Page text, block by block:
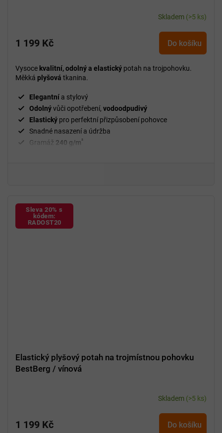
Skladem (>5 ks)
1 199 Kč Do košíku
Vysoce kvalitní, odolný a elastický potah na trojpohovku.
Měkká plyšová tkanina.
Elegantní a stylový
Odolnývůči opotřebení, vodoodpudivý
Elastický pro perfektní přizpůsobení pohovce
Snadné nasazení a údržba
Gramáž 240 g/m²
Sleva 20% s
kódem:
RADOST20
Elastický plyšový potah na trojmístnou pohovku
BestBerg / vínová
Skladem (>5 ks)
1 199 Kč Do košíku